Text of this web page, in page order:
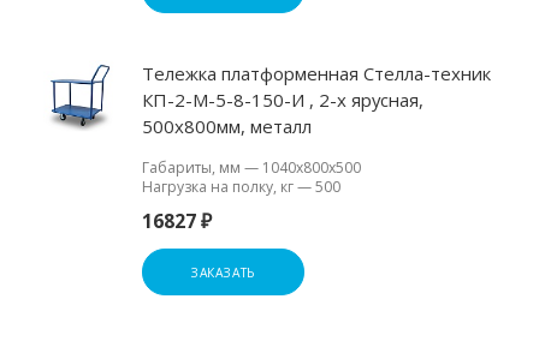
Тележка платформенная Стелла-техник
КП-2-М-5-8-150-И , 2-х ярусная,
500х800мм, металл
Габариты, мм — 1040х800х500
Нагрузка на полку, кг—500
16827 ₽
ЗАКАЗАТЬ